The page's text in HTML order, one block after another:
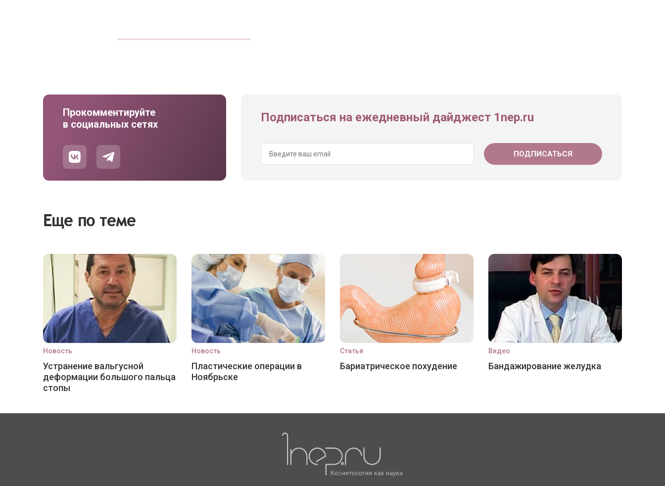
Прокомментируйте
в социальных сетях
Подписаться на ежедневный дайджест 1nep.ru
Еще по теме
Новость
Устранение вальгусной
деформации большого пальца
стопы
Новость
Пластические операции в
Ноябрьске
Статья
Бариатрическое похудение
Видео
Бандажирование желудка